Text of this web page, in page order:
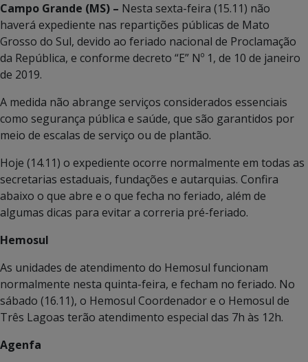
Campo Grande (MS) – Nesta sexta-feira (15.11) não
haverá expediente nas repartições públicas de Mato
Grosso do Sul, devido ao feriado nacional de Proclamação
da República, e conforme decreto “E” Nº 1, de 10 de janeiro
de 2019.
A medida não abrange serviços considerados essenciais
como segurança pública e saúde, que são garantidos por
meio de escalas de serviço ou de plantão.
Hoje (14.11) o expediente ocorre normalmente em todas as
secretarias estaduais, fundações e autarquias. Confira
abaixo o que abre e o que fecha no feriado, além de
algumas dicas para evitar a correria pré-feriado.
Hemosul
As unidades de atendimento do Hemosul funcionam
normalmente nesta quinta-feira, e fecham no feriado. No
sábado (16.11), o Hemosul Coordenador e o Hemosul de
Três Lagoas terão atendimento especial das 7h às 12h.
Agenfa